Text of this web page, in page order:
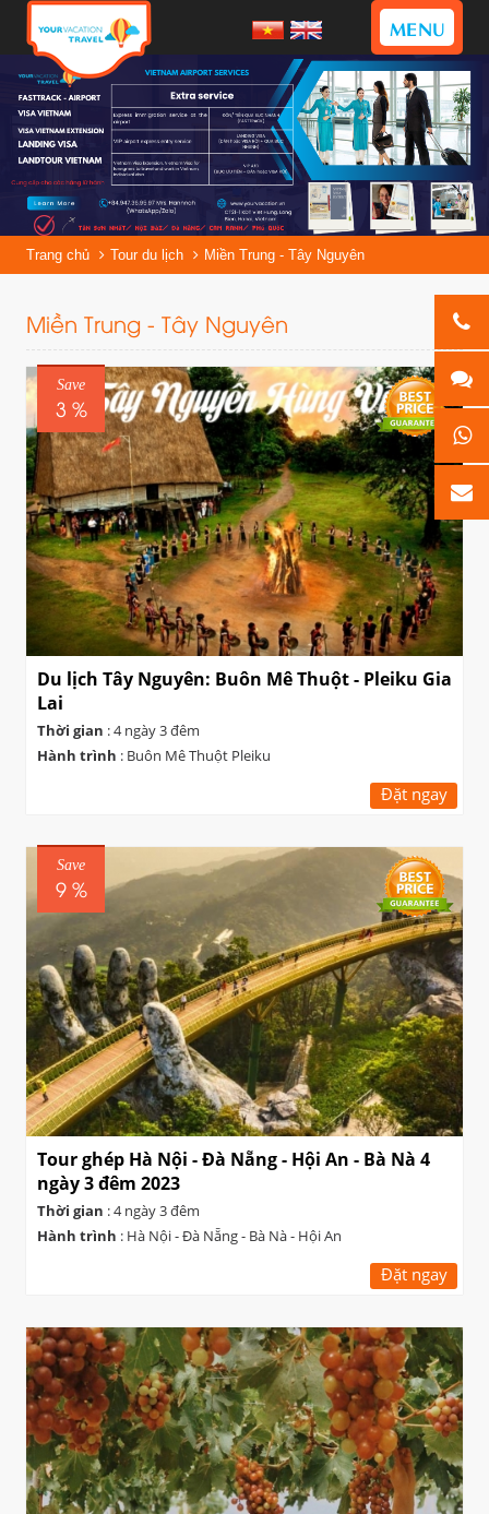
MENU
Trang chủ Tour du lịch Miền Trung - Tây Nguyên
Miền Trung - Tây Nguyên
Save
3 %
Du lịch Tây Nguyên: Buôn Mê Thuột - Pleiku Gia
Lai
Thời gian : 4 ngày 3 đêm
Hành trình : Buôn Mê Thuột Pleiku
Đặt ngay
Save
9 %
Tour ghép Hà Nội - Đà Nẵng - Hội An - Bà Nà 4
ngày 3 đêm 2023
Thời gian : 4 ngày 3 đêm
Hành trình : Hà Nội - Đà Nẵng - Bà Nà - Hội An
Đặt ngay